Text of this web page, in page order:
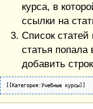
курса, в
ссылки на
Список статей
статья попала
добавить